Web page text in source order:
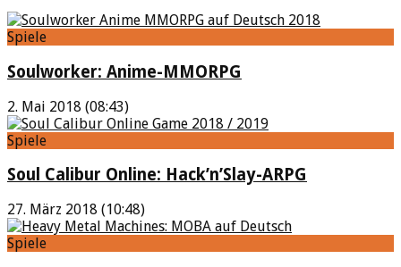
Spiele
Soulworker: Anime-MMORPG
2. Mai 2018 (08:43)
Spiele
Soul Calibur Online: Hack’n’Slay-ARPG
27. März 2018 (10:48)
Spiele